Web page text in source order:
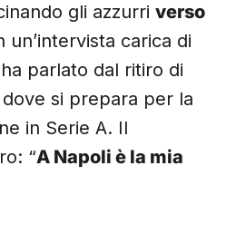
gli azzurri verso
un’intervista carica di
parlato dal ritiro di
si prepara per la
in Serie A. Il
“A Napoli è la mia